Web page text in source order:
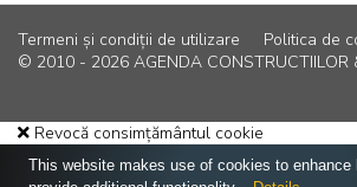
Termeni și condiții de utilizare
Politica de
© 2010 - 2026 AGENDA CONSTRUCTIILOR
Revocă consimțământul cookie
This website makes use of cookies to enhance